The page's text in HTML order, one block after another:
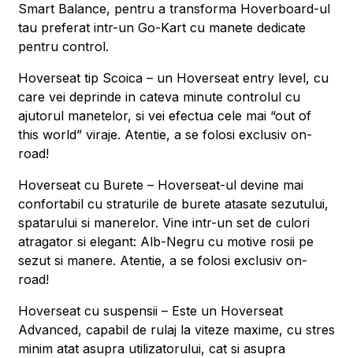
Smart Balance, pentru a transforma Hoverboard-ul
tau preferat intr-un Go-Kart cu manete dedicate
pentru control.
Hoverseat tip Scoica – un Hoverseat entry level, cu
care vei deprinde in cateva minute controlul cu
ajutorul manetelor, si vei efectua cele mai “out of
this world” viraje. Atentie, a se folosi exclusiv on-
road!
Hoverseat cu Burete – Hoverseat-ul devine mai
confortabil cu straturile de burete atasate sezutului,
spatarului si manerelor. Vine intr-un set de culori
atragator si elegant: Alb-Negru cu motive rosii pe
sezut si manere. Atentie, a se folosi exclusiv on-
road!
Hoverseat cu suspensii – Este un Hoverseat
Advanced, capabil de rulaj la viteze maxime, cu stres
minim atat asupra utilizatorului, cat si asupra